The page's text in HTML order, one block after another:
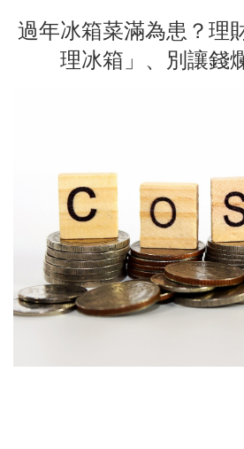
過年冰箱菜滿為患？理
理冰箱」、別讓錢